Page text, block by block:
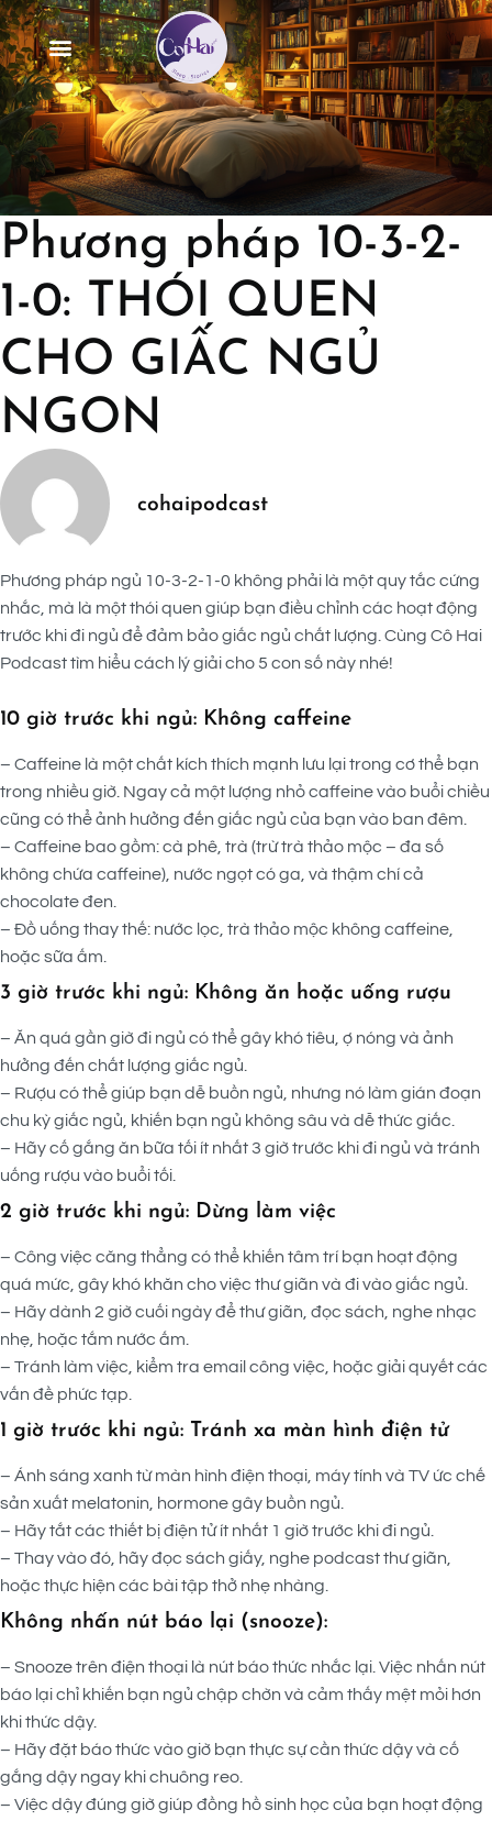
Phương pháp 10-3-2-
1-0: THÓI QUEN
CHO GIẤC NGỦ
NGON
cohaipodcast
Phương pháp ngủ 10-3-2-1-0 không phải là một quy tắc cứng
nhắc, mà là một thói quen giúp bạn điều chỉnh các hoạt động
trước khi đi ngủ để đảm bảo giấc ngủ chất lượng. Cùng Cô Hai
Podcast tìm hiểu cách lý giải cho 5 con số này nhé!
10 giờ trước khi ngủ: Không caffeine
– Caffeine là một chất kích thích mạnh lưu lại trong cơ thể bạn
trong nhiều giờ. Ngay cả một lượng nhỏ caffeine vào buổi chiều
cũng có thể ảnh hưởng đến giấc ngủ của bạn vào ban đêm.
– Caffeine bao gồm: cà phê, trà (trừ trà thảo mộc – đa số
không chứa caffeine), nước ngọt có ga, và thậm chí cả
chocolate đen.
– Đồ uống thay thế: nước lọc, trà thảo mộc không caffeine,
hoặc sữa ấm.
3 giờ trước khi ngủ: Không ăn hoặc uống rượu
– Ăn quá gần giờ đi ngủ có thể gây khó tiêu, ợ nóng và ảnh
hưởng đến chất lượng giấc ngủ.
– Rượu có thể giúp bạn dễ buồn ngủ, nhưng nó làm gián đoạn
chu kỳ giấc ngủ, khiến bạn ngủ không sâu và dễ thức giấc.
– Hãy cố gắng ăn bữa tối ít nhất 3 giờ trước khi đi ngủ và tránh
uống rượu vào buổi tối.
2 giờ trước khi ngủ: Dừng làm việc
– Công việc căng thẳng có thể khiến tâm trí bạn hoạt động
quá mức, gây khó khăn cho việc thư giãn và đi vào giấc ngủ.
– Hãy dành 2 giờ cuối ngày để thư giãn, đọc sách, nghe nhạc
nhẹ, hoặc tắm nước ấm.
– Tránh làm việc, kiểm tra email công việc, hoặc giải quyết các
vấn đề phức tạp.
1 giờ trước khi ngủ: Tránh xa màn hình điện tử
– Ánh sáng xanh từ màn hình điện thoại, máy tính và TV ức chế
sản xuất melatonin, hormone gây buồn ngủ.
– Hãy tắt các thiết bị điện tử ít nhất 1 giờ trước khi đi ngủ.
– Thay vào đó, hãy đọc sách giấy, nghe podcast thư giãn,
hoặc thực hiện các bài tập thở nhẹ nhàng.
Không nhấn nút báo lại (snooze):
– Snooze trên điện thoại là nút báo thức nhắc lại. Việc nhấn nút
báo lại chỉ khiến bạn ngủ chập chờn và cảm thấy mệt mỏi hơn
khi thức dậy.
– Hãy đặt báo thức vào giờ bạn thực sự cần thức dậy và cố
gắng dậy ngay khi chuông reo.
– Việc dậy đúng giờ giúp đồng hồ sinh học của bạn hoạt động